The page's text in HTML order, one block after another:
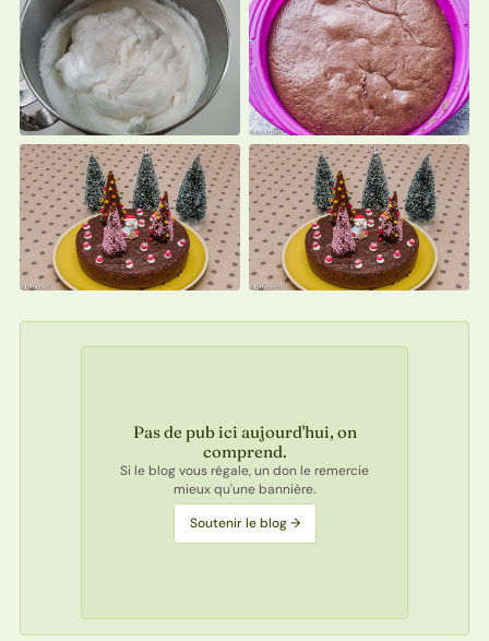
Pas de pub ici aujourd'hui, on
comprend.
Si le blog vous régale, un don le remercie
mieux qu'une bannière.
Soutenir le blog →